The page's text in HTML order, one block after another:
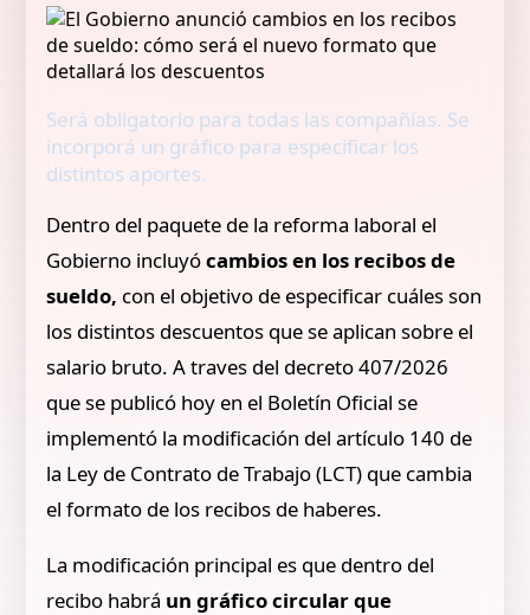
Será obligatorio para todas las compañías. Se
incorporá un gráfico para especificar los
distintos aportes.
Dentro del paquete de la reforma laboral el
Gobierno incluyócambios en los recibos de
sueldo, con el objetivo de especificar cuáles son
los distintos descuentos que se aplican sobre el
salario bruto. A traves del decreto 407/2026
que se publicó hoy en el Boletín Oficial se
implementó la modificación del artículo 140 de
la Ley de Contrato de Trabajo (LCT) que cambia
el formato de los recibos de haberes.
La modificación principal es que dentro del
recibo habrá un gráfico circular que